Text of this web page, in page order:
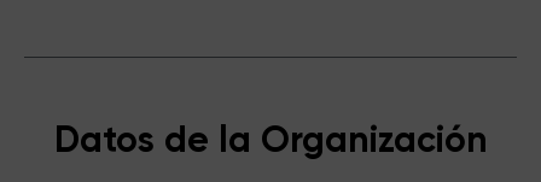
Datos de la Organización